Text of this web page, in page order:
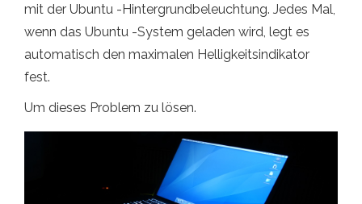
mit der Ubuntu -Hintergrundbeleuchtung. Jedes Mal,
wenn das Ubuntu -System geladen wird, legt es
automatisch den maximalen Helligkeitsindikator
fest.
Um dieses Problem zu lösen.